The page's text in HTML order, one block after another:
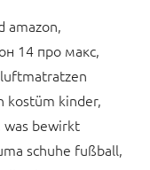
amazon,
14 про макс,
kostüm kinder,
was bewirkt
schuhe fußball,